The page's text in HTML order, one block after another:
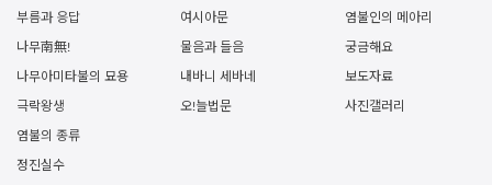
부름과 응답
나무南無!
나무아미타불의 묘용
극락왕생
염불의 종류
정진실수
여시아문
물음과 들음
내바니 세바네
오!늘법문
염불인의 메아리
궁금해요
보도자료
사진갤러리